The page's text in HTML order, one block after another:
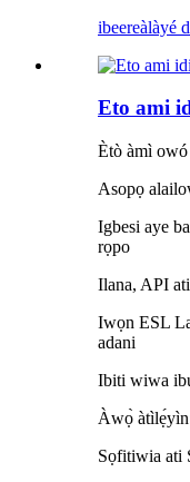
ibeereàlàyé
Eto ami
Ètò àmì
Asopọ
Igbesi aye
rọpo
Ilana, API
Iwọn ESL
adani
Ibiti wiwa
Àwọ̀
Sọfitiwia ati